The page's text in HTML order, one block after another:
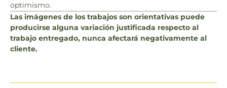
optimismo.
Las imágenes de los trabajos son orientativas puede
producirse alguna variación justificada respecto al
trabajo entregado, nunca afectará negativamente al
cliente.